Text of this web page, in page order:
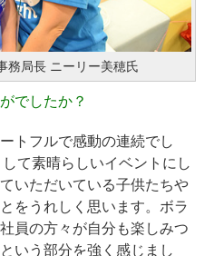
務局長 ニーリー美穂氏
でしたか？
トフルで感動の連続でし
て素晴らしいイベントにし
いただいている子供たちや
をうれしく思います。ボラ
員の方々が自分も楽しみつ
いう部分を強く感じまし